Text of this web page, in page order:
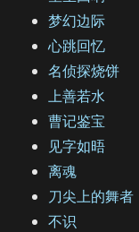
梦幻边际
心跳回忆
名侦探烧饼
上善若水
曹记鉴宝
见字如晤
离魂
刀尖上的舞者
不识